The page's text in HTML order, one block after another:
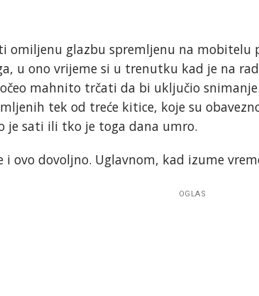
omiljenu glazbu spremljenu na mobitelu
u ono vrijeme si u trenutku kad je na
mahnito trčati da bi uključio
tek od treće kitice, koje su
je sati ili tko je toga dana umro.
i ovo dovoljno. Uglavnom, kad izume
OGLAS